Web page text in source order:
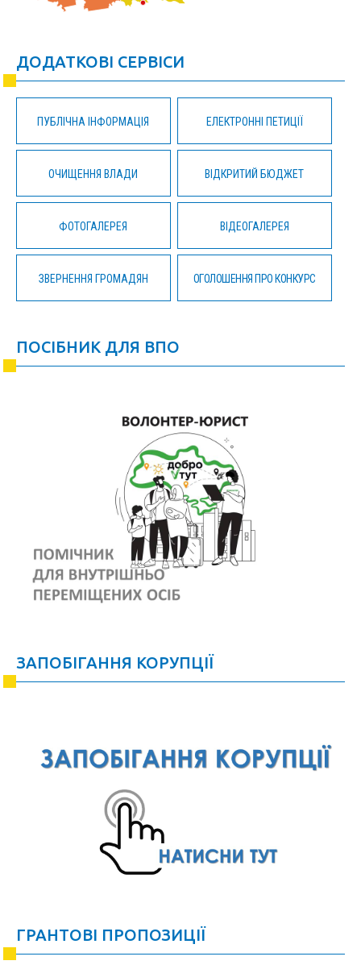
ДОДАТКОВІ СЕРВІСИ
ПУБЛІЧНА ІНФОРМАЦІЯ ЕЛЕКТРОННІ ПЕТИЦІЇ
ОЧИЩЕННЯ ВЛАДИ ВІДКРИТИЙ БЮДЖЕТ
ФОТОГАЛЕРЕЯ ВІДЕОГАЛЕРЕЯ
ЗВЕРНЕННЯ ГРОМАДЯН ОГОЛОШЕННЯ ПРО КОНКУРС
ПОСІБНИК ДЛЯ ВПО
ЗАПОБІГАННЯ КОРУПЦІЇ
ГРАНТОВІ ПРОПОЗИЦІЇ